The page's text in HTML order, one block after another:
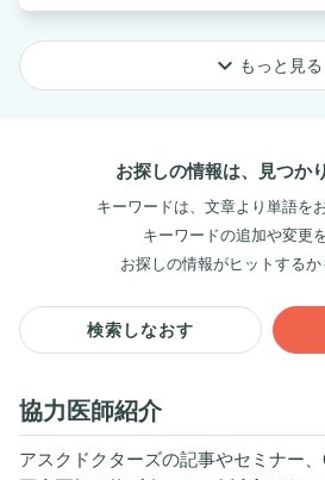
keyboard_arrow_down もっと見る
お探しの情報は、見つか
キーワードは、文章より単語を
キーワードの追加や変更
お探しの情報がヒットする
検索しなおす
協力医師紹介
アスクドクターズの記事やセミナー、